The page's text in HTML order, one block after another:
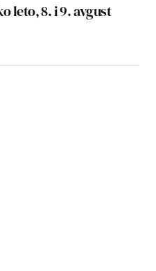
leto, 8. i 9. avgust